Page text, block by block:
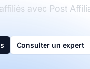
avec Post
Consulter un expert